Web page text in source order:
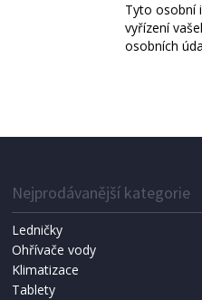
Tyto osobní
vyřízení
osobních
Nejprodávanější kategorie
Ledničky
Ohřívače vody
Klimatizace
Tablety